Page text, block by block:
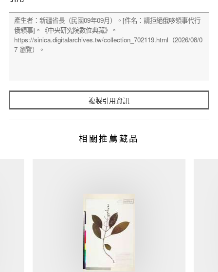
複製引用資訊
相關推薦藏品